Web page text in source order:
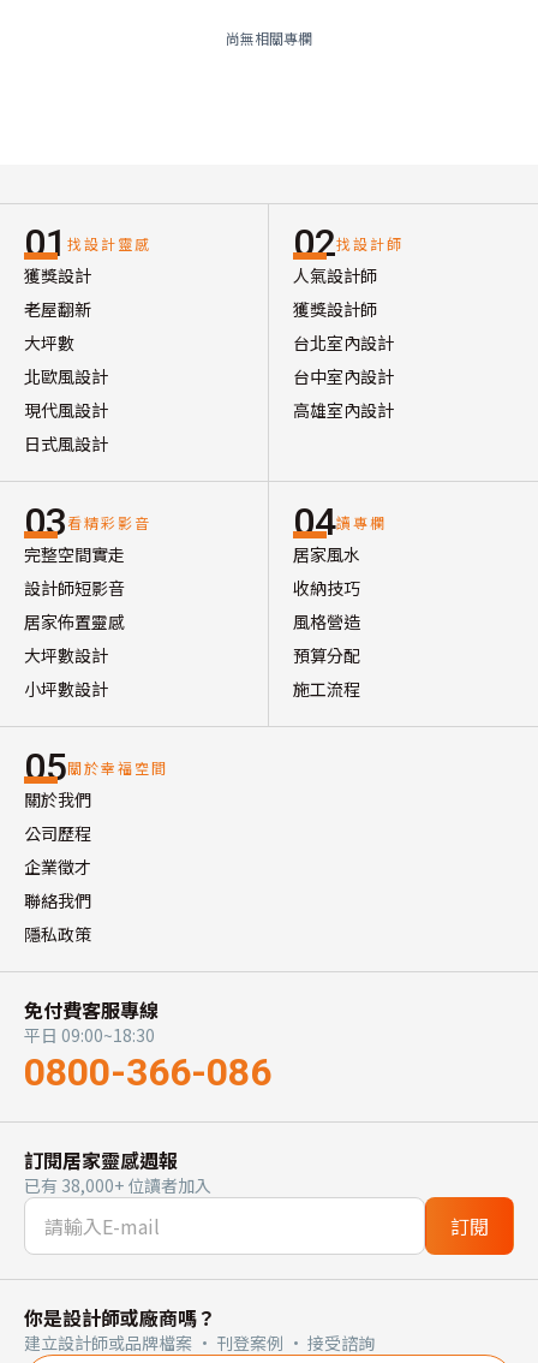
尚無相關專欄
01 找設計靈感
獲獎設計
老屋翻新
大坪數
北歐風設計
現代風設計
日式風設計
02找設計師
人氣設計師
獲獎設計師
台北室內設計
台中室內設計
高雄室內設計
03看精彩影音
完整空間實走
設計師短影音
居家佈置靈感
大坪數設計
小坪數設計
04讀專欄
居家風水
收納技巧
風格營造
預算分配
施工流程
05關於幸福空間
關於我們
公司歷程
企業徵才
聯絡我們
隱私政策
免付費客服專線
平日 09:00~18:30
0800-366-086
訂閱居家靈感週報
已有 38,000+ 位讀者加入
訂閱
你是設計師或廠商嗎？
建立設計師或品牌檔案 · 刊登案例 · 接受諮詢